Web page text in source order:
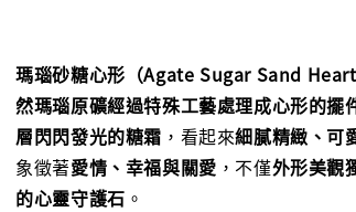
瑪瑙砂糖心形（Agate Sugar Sand
然瑪瑙原礦經過特殊工藝處理成心形的擺
層閃閃發光的糖霜 ，看起來細膩精緻、可
象徵著愛情、幸福與關愛 ，不僅外形美觀
的心靈守護石 。